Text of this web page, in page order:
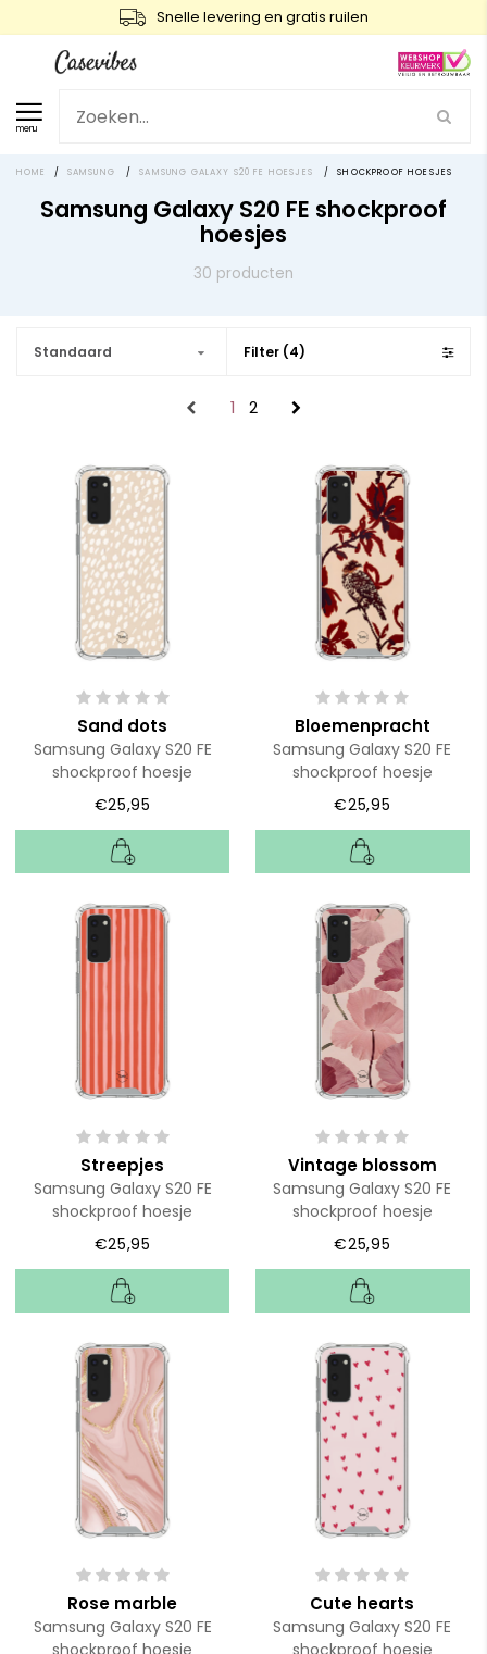
Snelle levering en gratis ruilen
menu
HOME / SAMSUNG / SAMSUNG GALAXY S20 FE HOESJES / SHOCKPROOF HOESJES
Samsung Galaxy S20 FE shockproof
hoesjes
30 producten
Standaard Filter (4)
1 2
Sand dots
Samsung Galaxy S20 FE
shockproof hoesje
€25,95
Bloemenpracht
Samsung Galaxy S20 FE
shockproof hoesje
€25,95
Streepjes
Samsung Galaxy S20 FE
shockproof hoesje
€25,95
Vintage blossom
Samsung Galaxy S20 FE
shockproof hoesje
€25,95
Rose marble
Samsung Galaxy S20 FE
Cute hearts
Samsung Galaxy S20 FE